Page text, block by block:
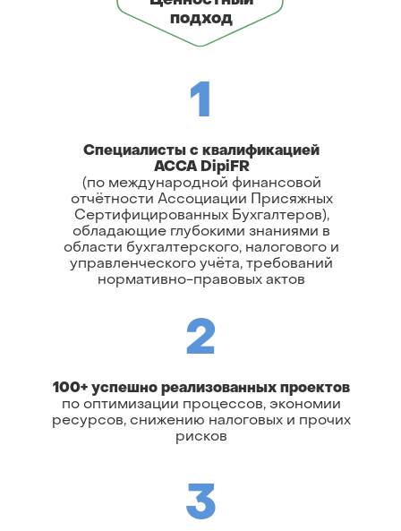
подход
Специалисты с квалификацией
ACCA DipiFR
(по международной финансовой
отчётности Ассоциации Присяжных
Сертифицированных Бухгалтеров),
обладающие глубокими знаниями в
области бухгалтерского, налогового и
управленческого учёта, требований
нормативно-правовых актов
100+ успешно реализованных проектов
по оптимизации процессов, экономии
ресурсов, снижению налоговых и прочих
рисков
1
2
3